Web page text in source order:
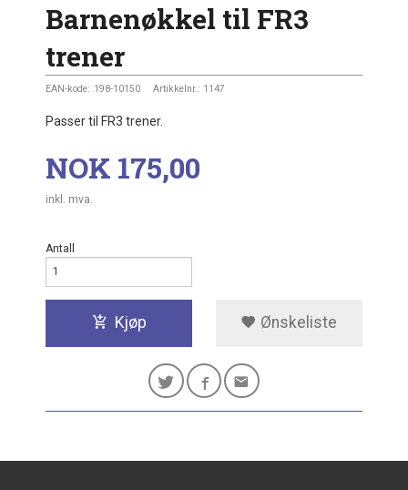
Barnenøkkel til FR3
trener
EAN-kode: 198-10150 Artikkelnr.: 1147
Passer til FR3 trener.
Pris
NOK 175,00
inkl. mva.
Antall
Kjøp Ønskeliste